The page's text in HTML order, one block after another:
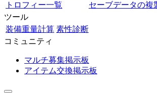
トロフィー一覧
セーブデータの複
ツール
装備重量計算 素性診断
コミュニティ
マルチ募集掲示板
アイテム交換掲示板